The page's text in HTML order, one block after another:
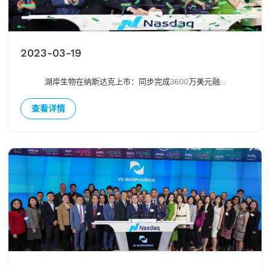
2023-03-19
湖岸生物在纳斯达克上市：同步完成3600万美元融...
查看详情